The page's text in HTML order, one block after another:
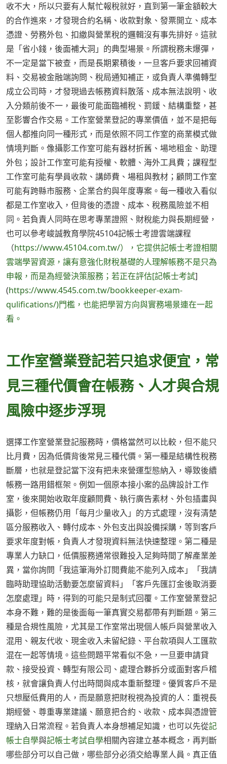
收不大，所以只要有人幫忙報稅就好，直到第一筆金額較大
的合作進來，才發現合約名稱、收款對象、發票開立、成本
憑證、勞務外包、扣繳與營業稅的邏輯沒有事先排好。這就
是「省小錢，後面補大洞」的典型場景。所謂稅務未爆彈，
不一定是當下被查，而是長期累積後，一旦客戶要求回補資
料、交易被金融端詢問、稅局通知補正，或負責人準備轉型
成立公司時，才發現過去帳務資料散落、成本無法說明、收
入分類前後不一，最後可能面臨補稅、罰鍰、結構重整，甚
至影響合作交易。工作室營業登記的專業價值，並不是把每
個人都推向同一種形式，而是依照不同工作室的商業模式做
情境判斷。像攝影工作室可能有器材折舊、場地租金、助理
外包；設計工作室可能有授權、軟體、海外工具費；課程型
工作室可能有學員收款、講師費、場租與教材；顧問工作室
可能有跨縣市服務、企業合約與年度專案。每一種收入看似
都是工作室收入，但背後的憑證、成本、稅務風險並不相
同。若負責人同時在思考專業證照、財稅能力與長期經營，
也可以參考峻誠教育學院45104記帳士考證雲端課程
（https://www.45104.com.tw/），它提供記帳士考證相關
雲端學習資源，讓有意強化財稅基礎的人理解帳務不是只為
申報，而是為經營決策服務；若正在評估[記帳士考試]
(https://www.4545.com.tw/bookkeeper-exam-
qulifications/)門檻，也能把學習方向與實務場景連在一起
看。
工作室營業登記若只追求便宜，常
見三種代價會在帳務、人才與合規
風險中逐步浮現
選擇工作室營業登記服務時，價格當然可以比較，但不能只
比月費，因為低價背後常見三種代價。第一種是結構性稅務
斷層，也就是登記當下沒有把未來營運型態納入，導致後續
帳務一路用錯框架。例如一個原本接小案的品牌設計工作
室，後來開始收取年度顧問費、執行廣告素材、外包插畫與
攝影，但帳務仍用「每月少量收入」的方式處理，沒有清楚
區分服務收入、轉付成本、外包支出與設備採購，等到客戶
要求年度對帳，負責人才發現資料無法快速整理。第二種是
專業人力缺口，低價服務通常很難投入足夠時間了解產業差
異，當你詢問「我這筆海外訂閱費能不能列入成本」「我請
臨時助理協助活動要怎麼留資料」「客戶先匯訂金後取消要
怎麼處理」時，得到的可能只是制式回覆。工作室營業登記
本身不難，難的是後面每一筆真實交易都帶有判斷題。第三
種是合規性風險，尤其是工作室常出現個人帳戶與營業收入
混用、親友代收、現金收入未留紀錄、平台款項與人工匯款
混在一起等情境。這些問題平常看似不急，一旦要申請貸
款、接受投資、轉型有限公司、處理合夥拆分或面對客戶稽
核，就會讓負責人付出時間與成本重新整理。優質客戶不是
只想壓低費用的人，而是願意把財稅視為投資的人：重視長
期經營、尊重專業建議、願意把合約、收款、成本與憑證管
理納入日常流程。若負責人本身想補足知識，也可以先從記
帳士自學與記帳士考試自學相關內容建立基本概念，再判斷
哪些部分可以自己做，哪些部分必須交給專業人員。真正值